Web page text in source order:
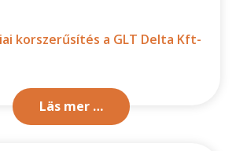
korszerűsítés a GLT Delta Kft-
Läs mer …